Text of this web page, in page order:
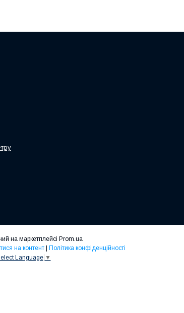
на маркетплейсі Prom.ua
на контент
Політика конфіденційності
Language ▼